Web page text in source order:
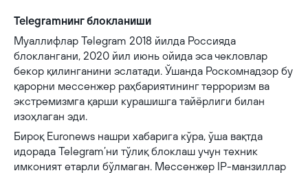
Telegramнинг блокланиши
Муаллифлар Telegram 2018 йилда Россияда
блоклангани, 2020 йил июнь ойида эса чекловлар
бекор қилинганини эслатади. Ўшанда Роскомнадзор бу
қарорни мессенжер раҳбариятининг терроризм ва
экстремизмга қарши курашишга тайёрлиги билан
изоҳлаган эди.
Бироқ Euronews нашри хабарига кўра, ўша вақтда
идорада Telegram’ни тўлиқ блоклаш учун техник
имконият етарли бўлмаган. Мессенжер IP-манзиллар